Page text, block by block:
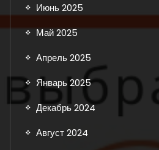
Июнь 2025
Май 2025
Апрель 2025
Январь 2025
Декабрь 2024
Август 2024